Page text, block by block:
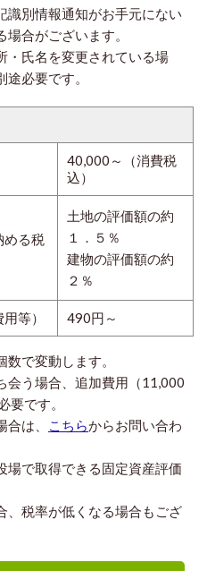
別情報通知がお手元にない
合がございます。
氏名を変更されている場
必要です。
40,000～（消費税
込）
る税
土地の評価額の約
１．５％
建物の評価額の約
２％
等） 490円～
で変動します。
う場合、追加費用（11,000
要です。
は、
こちらからお問い合わ
で取得できる固定資産評価
税率が低くなる場合もござ